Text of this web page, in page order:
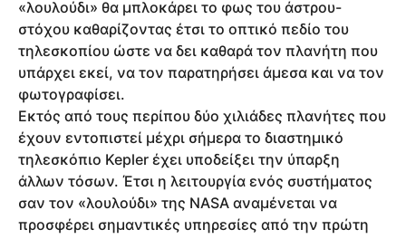
«λουλούδι» θα μπλοκάρει το φως του άστρου-
στόχου καθαρίζοντας έτσι το οπτικό πεδίο του
τηλεσκοπίου ώστε να δει καθαρά τον πλανήτη που
υπάρχει εκεί, να τον παρατηρήσει άμεσα και να τον
φωτογραφίσει.
Εκτός από τους περίπου δύο χιλιάδες πλανήτες που
έχουν εντοπιστεί μέχρι σήμερα το διαστημικό
τηλεσκόπιο Kepler έχει υποδείξει την ύπαρξη
άλλων τόσων. Έτσι η λειτουργία ενός συστήματος
σαν τον «λουλούδι» της NASA αναμένεται να
προσφέρει σημαντικές υπηρεσίες από την πρώτη